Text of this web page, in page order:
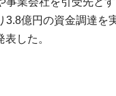
3.8億円の資金調達を
した。